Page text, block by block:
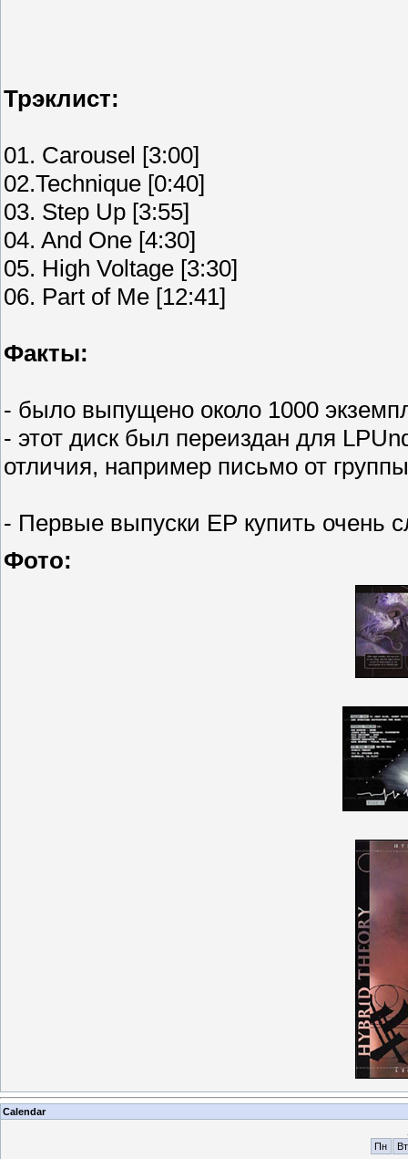
Трэклист:
01. Carousel [3:00]
02.Technique [0:40]
03. Step Up [3:55]
04. And One [4:30]
05. High Voltage [3:30]
06. Part of Me [12:41]
Факты:
- было выпущено около 1000
- этот диск был переиздан для
отличия, например письмо от
- Первые выпуски EP купить очень
Фото:
Calendar
Пн
Вт